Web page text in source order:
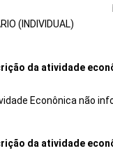
(INDIVIDUAL)
da atividade
Econônica não
da atividade